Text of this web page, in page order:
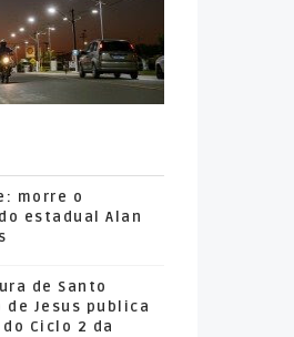
morre o
estadual Alan
de Santo
de Jesus publica
Ciclo 2 da